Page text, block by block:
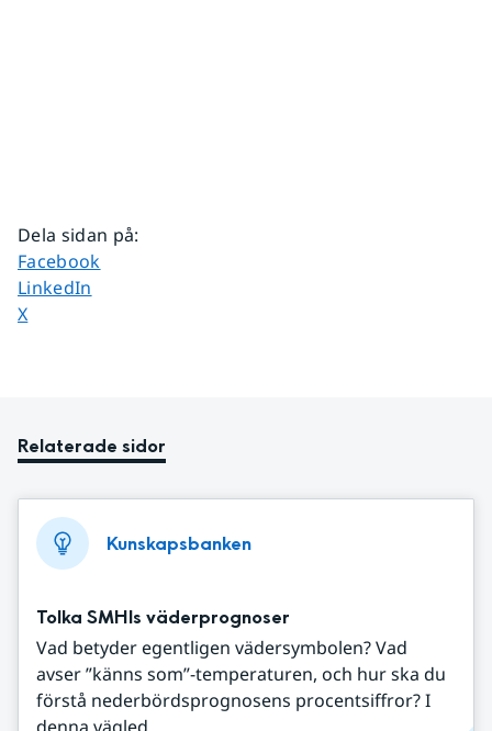
Dela sidan på:
Dela sidan på
Facebook
Dela sidan på
LinkedIn
Dela sidan på
X
Relaterade sidor
Kunskapsbanken
Tolka SMHIs väderprognoser
Vad betyder egentligen vädersymbolen? Vad
avser ”känns som”-temperaturen, och hur ska du
förstå nederbördsprognosens procentsiffror? I